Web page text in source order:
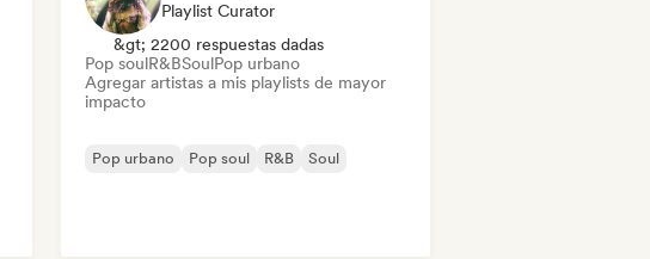
Playlist Curator
&gt; 2200 respuestas dadas
Pop soulR&BSoulPop urbano
Agregar artistas a mis playlists de mayor
impacto
Pop urbano Pop soul R&B Soul